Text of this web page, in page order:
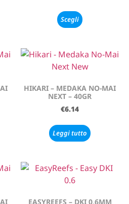
Scegli
HIKARI – MEDAKA NO-MAI
NEXT – 40GR
€6.14
Leggi tutto
EASYREEFS – DKI 0,6MM